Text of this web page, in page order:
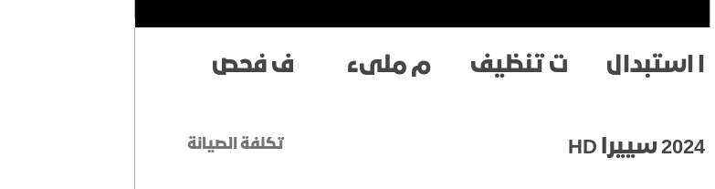
الضمان الممتد
ااستبدال تتنظيف مملىء ففحص
2024 سييرا HD تكلفة الصيانة